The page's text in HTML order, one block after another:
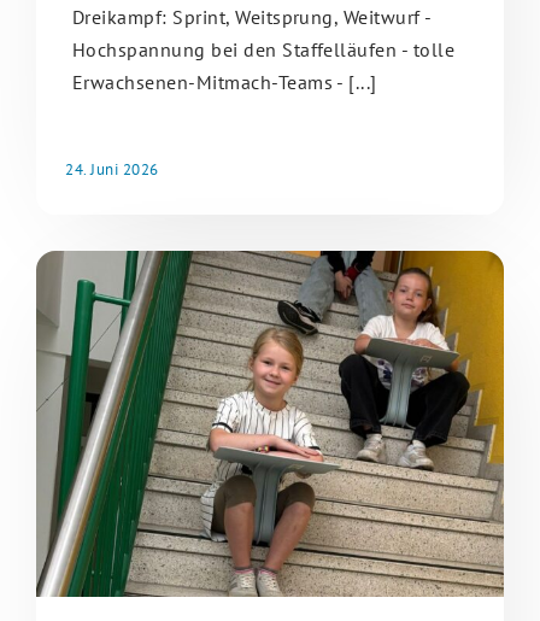
Dreikampf: Sprint, Weitsprung, Weitwurf -
Hochspannung bei den Staffelläufen - tolle
Erwachsenen-Mitmach-Teams - [...]
24. Juni 2026